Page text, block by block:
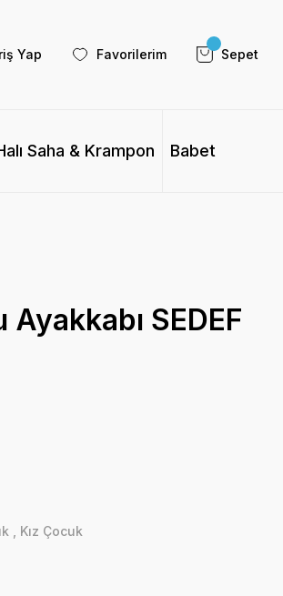
Yap Favorilerim Sepet
Saha & Krampon Babet
SEDEF
Kız Çocuk